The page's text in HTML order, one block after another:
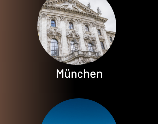
München